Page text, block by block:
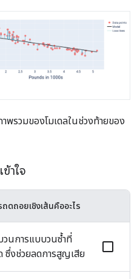
พรวมของโมเดลในช่วงท้ายของ
าใจ
ดถอยเชิงเส้นคืออะไร
วนการแบบวนซ้ำที่
ซึ่งช่วยลดการสูญเสีย